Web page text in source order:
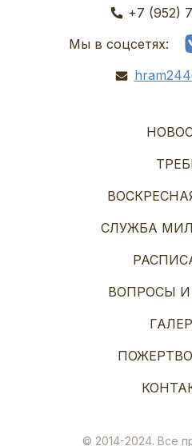
+7 (952)
Мы в соцсетях:
СЛУЖБА
ВОПРОСЫ
© 2014-2024. Все